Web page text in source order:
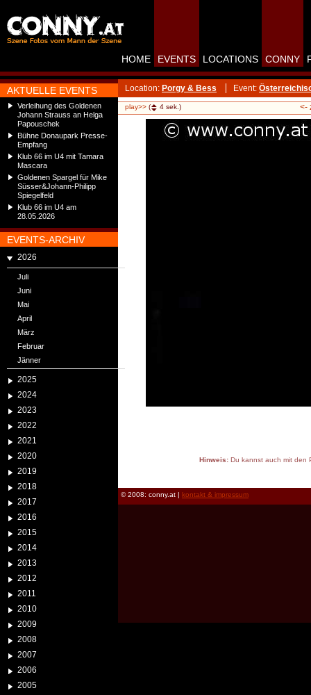
AKTUELLE EVENTS
Verleihung des Goldenen
Johann Strauss an Helga
Papouschek
Bühne Donaupark Presse-
Empfang
Klub 66 im U4 mit Tamara
Mascara
Goldenen Spargel für Mike
Süsser&Johann-Philipp
Spiegelfeld
Klub 66 im U4 am
28.05.2026
EVENTS-ARCHIV
2026
Juli
Juni
Mai
April
März
Februar
Jänner
2025
2024
2023
2022
2021
2020
2019
2018
2017
2016
2015
2014
2013
2012
2011
2010
2009
2008
2007
2006
2005
HOME EVENTS LOCATIONS CONNY
Location: Porgy & Bess Event:
play>> ( 4 sek.) <-
Hinweis:Du kannst auch mit den
© 2008: conny.at | kontakt & impressum